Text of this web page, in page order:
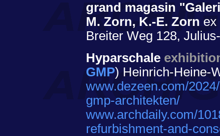
grand magasin
M. Zorn, K.-E. Zorn ex
Breiter Weg 128,
Hyparschale
GMP) Heinrich-Heine-
www.dezeen.com/
gmp-architekten/
www.archdaily.com/
refurbishment-and-